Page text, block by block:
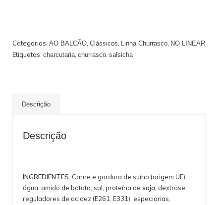
Categorias: AO BALCÃO Clássicos Linha Churrasco NO LINEAR
Etiquetas: charcutaria churrasco salsicha
Descrição
Descrição
INGREDIENTES: Carne e gordura de suíno (origem UE),
água, amido de batata, sal, proteína de soja , dextrose,
reguladores de acidez (E261, E331), especiarias,